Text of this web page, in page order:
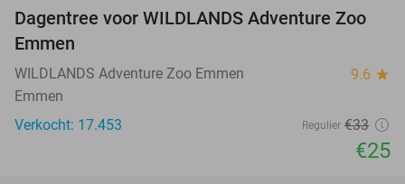
24%
Dagentree voor WILDLANDS Adventure Zoo
Emmen
WILDLANDS Adventure Zoo Emmen 9.6 star
Emmen
Verkocht: 17.453
Regulier €33
€25